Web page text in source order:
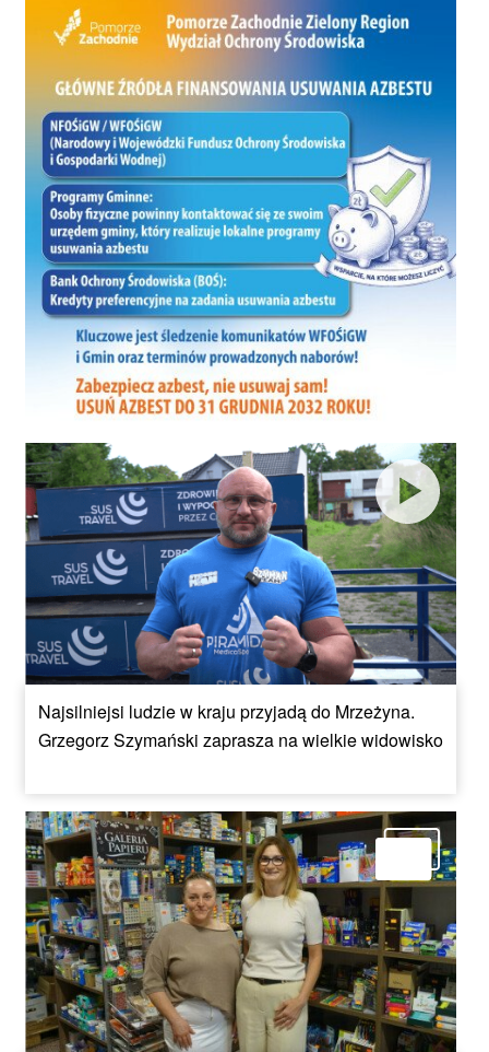
Najsilniejsi ludzie w kraju przyjadą do Mrzeżyna.
Grzegorz Szymański zaprasza na wielkie widowisko